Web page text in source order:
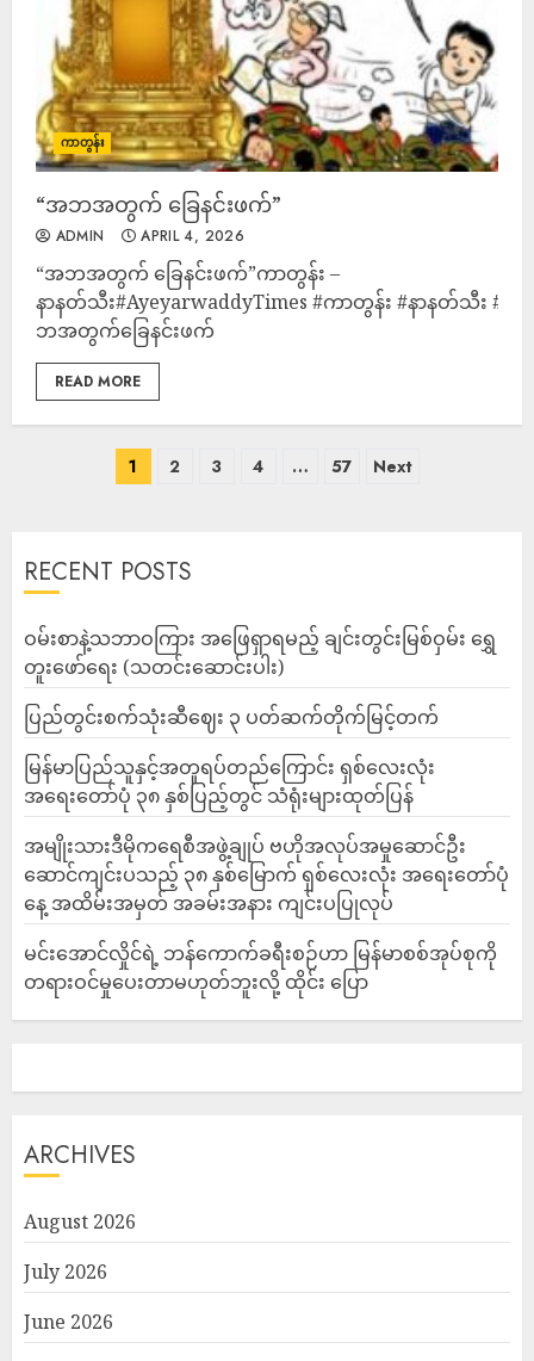
ကာတွန်း
“အဘအတွက် ခြေနင်းဖက်”
ADMIN APRIL 4, 2026
“အဘအတွက် ခြေနင်းဖက်”ကာတွန်း –
နာနတ်သီး#AyeyarwaddyTimes #ကာတွန်း #နာနတ်သီး #အ
ဘအတွက်ခြေနင်းဖက်
READ MORE
1 2 3 4 … 57 Next
RECENT POSTS
ဝမ်းစာနဲ့သဘာဝကြား အဖြေရှာရမည့် ချင်းတွင်းမြစ်ဝှမ်း ရွှေ
တူးဖော်ရေး (သတင်းဆောင်းပါး)
ပြည်တွင်းစက်သုံးဆီဈေး ၃ ပတ်ဆက်တိုက်မြင့်တက်
မြန်မာပြည်သူနှင့်အတူရပ်တည်ကြောင်း ရှစ်လေးလုံး
အရေးတော်ပုံ ၃၈ နှစ်ပြည့်တွင် သံရုံးများထုတ်ပြန်
အမျိုးသားဒီမိုကရေစီအဖွဲ့ချုပ် ဗဟိုအလုပ်အမှုဆောင်ဦး
ဆောင်ကျင်းပသည့် ၃၈ နှစ်မြောက် ရှစ်လေးလုံး အရေးတော်ပုံ
နေ့ အထိမ်းအမှတ် အခမ်းအနား ကျင်းပပြုလုပ်
မင်းအောင်လှိုင်ရဲ့ ဘန်ကောက်ခရီးစဉ်ဟာ မြန်မာစစ်အုပ်စုကို
တရားဝင်မှုပေးတာမဟုတ်ဘူးလို့ ထိုင်း ပြော
ARCHIVES
August 2026
July 2026
June 2026